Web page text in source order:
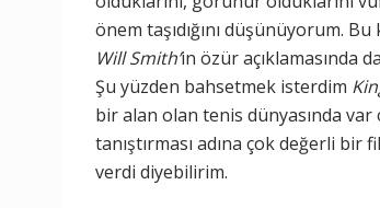
önem taşıdığını düşünüyorum.
Will Smith’in özür açıklamasında
Şu yüzden bahsetmek isterdim
bir alan olan tenis dünyasında var
tanıştırması adına çok değerli
verdi diyebilirim.